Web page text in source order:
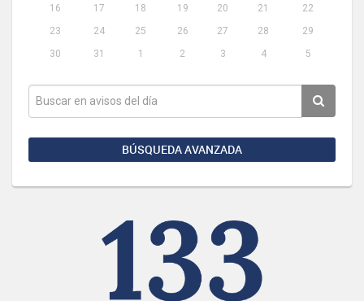
16
17 18 19 20 21
22
23
24 25 26 27 28
29
30
31 1 2 3 4 5
BÚSQUEDA AVANZADA